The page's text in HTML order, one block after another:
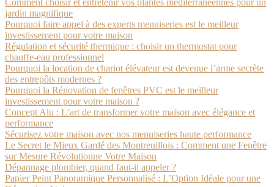
Comment choisir et entretenir vos plantes méditerranéennes pour un
jardin magnifique
Pourquoi faire appel à des experts menuiseries est le meilleur
investissement pour votre maison
Régulation et sécurité thermique : choisir un thermostat pour
chauffe-eau professionnel
Pourquoi la location de chariot élévateur est devenue l’arme secrète
des entrepôts modernes ?
Pourquoi la Rénovation de fenêtres PVC est le meilleur
investissement pour votre maison ?
Concept Alu : L’art de transformer votre maison avec élégance et
performance
Sécurisez votre maison avec nos menuiseries haute performance
Le Secret le Mieux Gardé des Montreuillois : Comment une Fenêtre
sur Mesure Révolutionne Votre Maison
Dépannage plombier, quand faut-il appeler ?
Papier Peint Panoramique Personnalisé : L’Option Idéale pour une